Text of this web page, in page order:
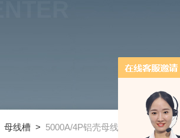
母线槽 > 5000A/4P铝壳母线槽